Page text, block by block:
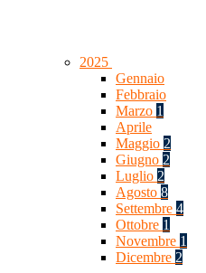
2025
Gennaio
Febbraio
Marzo 1
Aprile
Maggio 2
Giugno 2
Luglio 2
Agosto 8
Settembre 4
Ottobre 1
Novembre 1
Dicembre 2